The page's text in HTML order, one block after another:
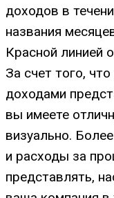
доходов в
названия
Красной линией
За счет того,
доходами
вы имеете
визуально.
и расходы за
представлять,